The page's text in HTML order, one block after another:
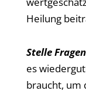
Heilung
Stelle Fragen
es
braucht, um